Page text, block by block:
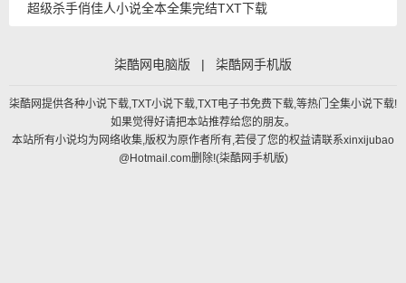
超级杀手俏佳人小说全本全集完结TXT下载
柒酷网电脑版 | 柒酷网手机版
柒酷网提供各种小说下载,TXT小说下载,TXT电子书免费下载,等热门全集小说下载!
如果觉得好请把本站推荐给您的朋友。
本站所有小说均为网络收集,版权为原作者所有,若侵了您的权益请联系xinxijubao
@Hotmail.com删除!(柒酷网手机版)